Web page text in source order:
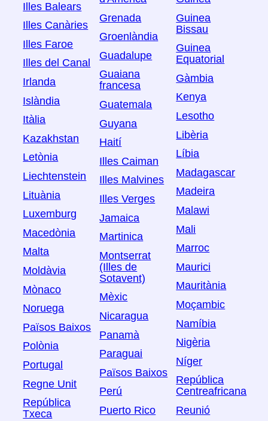
Illes Balears
Illes Canàries
Illes Faroe
Illes del Canal
Irlanda
Islàndia
Itàlia
Kazakhstan
Letònia
Liechtenstein
Lituània
Luxemburg
Macedònia
Malta
Moldàvia
Mònaco
Noruega
Països Baixos
Polònia
Portugal
Regne Unit
República
Txeca
Grenada
Groenlàndia
Guadalupe
Guaiana
francesa
Guatemala
Guyana
Haití
Illes Caiman
Illes Malvines
Illes Verges
Jamaica
Martinica
Montserrat
(Illes de
Sotavent)
Mèxic
Nicaragua
Panamà
Paraguai
Països Baixos
Perú
Puerto Rico
Guinea
Bissau
Guinea
Equatorial
Gàmbia
Kenya
Lesotho
Libèria
Líbia
Madagascar
Madeira
Malawi
Mali
Marroc
Maurici
Mauritània
Moçambic
Namíbia
Nigèria
Níger
República
Centreafricana
Reunió